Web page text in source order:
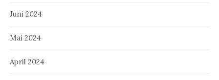
Juni 2024
Mai 2024
April 2024